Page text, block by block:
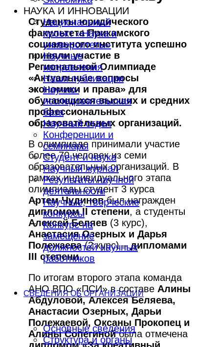
НАУКА И ИННОВАЦИИ
Национальный
проект «Наука и
университеты»
Научные
направления
Наши публикации
Научно-
исследовательская
база
Научный отдел
Конференции и
семинары
Студент и наука
Научный журнал
Результаты научной
деятельности
Научные, творческие
конкурсы
Конкурс на
замещение
должностей научных
работников
СВЕДЕНИЯ ОБ ОРГАНИЗАЦИИ
Основные сведения
Структура и органы
Студенты юридического
факультета Прикамского
социального института успешно
приняли участие в
Региональной Олимпиаде
«Актуальные вопросы
экономики и права» для
обучающихся высших и средних
профессиональных
образовательных организаций.
В олимпиаде принимали участие
более 70 человек из семи
образовательных организаций. В
рамках индивидуального этапа
олимпиады студент 3 курса
Артем Чудиновбыл награжден
дипломомII степени, а студенты
Алексей Беляев (3 курс),
Анастасия Озерных и Дарья
Полежаева(2 курс) –дипломами
III степени.
По итогам второго этапа команда
АНО ВПО «ПСИ» в составе Алины
Абдуловой, Алексея Беляева,
Анастасии Озерных, Дарьи
Полежаевой, Оксаны Прокопец и
Алины Сопегинойбыла отмечена